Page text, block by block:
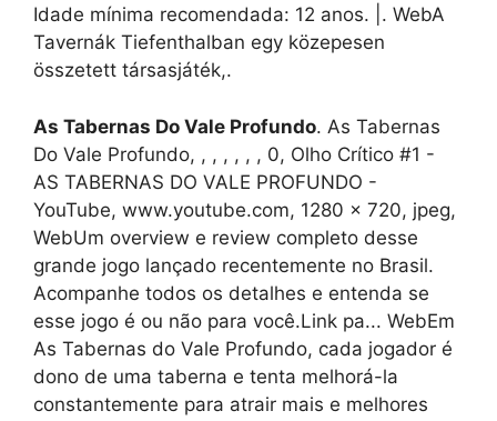
Idade mínima recomendada: 12 anos. |. WebA
Tavernák Tiefenthalban egy közepesen
összetett társasjáték,.
As Tabernas Do Vale Profundo. As Tabernas
Do Vale Profundo, , , , , , , 0, Olho Crítico #1 -
AS TABERNAS DO VALE PROFUNDO -
YouTube, www.youtube.com, 1280 x 720, jpeg,
WebUm overview e review completo desse
grande jogo lançado recentemente no Brasil.
Acompanhe todos os detalhes e entenda se
esse jogo é ou não para você.Link pa... WebEm
As Tabernas do Vale Profundo, cada jogador é
dono de uma taberna e tenta melhorá-la
constantemente para atrair mais e melhores